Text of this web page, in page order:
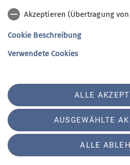
Akzeptieren (Übertragung
Cookie Beschreibung
Verwendete Cookies
ALLE
AUSGEWÄHLTE
ALLE